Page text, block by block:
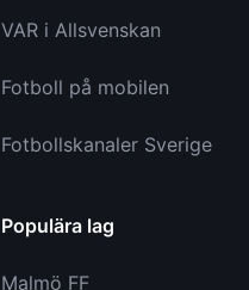
VAR i Allsvenskan
Fotboll på mobilen
Fotbollskanaler Sverige
Populära lag
Malmö FF